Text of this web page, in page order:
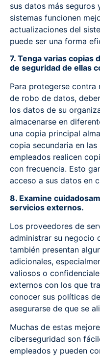
sus datos más seguros
sistemas funcionen
actualizaciones del
puede ser una forma
7. Tenga varias copias
de seguridad de ellas
Para protegerse
de robo de datos,
los datos de su
almacenarse en
una copia principal
copia secundaria en
empleados realicen
con frecuencia. Esto
acceso a sus datos en
8. Examine
servicios externos.
Los proveedores de
administrar su negocio
también presentan
adicionales,
valiosos o
externos con los que
conocer sus políticas
asegurarse de que se
Muchas de estas
ciberseguridad son
empleados y pueden